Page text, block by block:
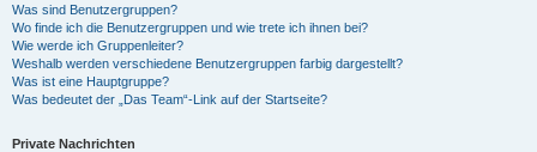
Was sind Benutzergruppen?
Wo finde ich die Benutzergruppen und wie trete ich ihnen bei?
Wie werde ich Gruppenleiter?
Weshalb werden verschiedene Benutzergruppen farbig dargestellt?
Was ist eine Hauptgruppe?
Was bedeutet der „Das Team“-Link auf der Startseite?
Private Nachrichten